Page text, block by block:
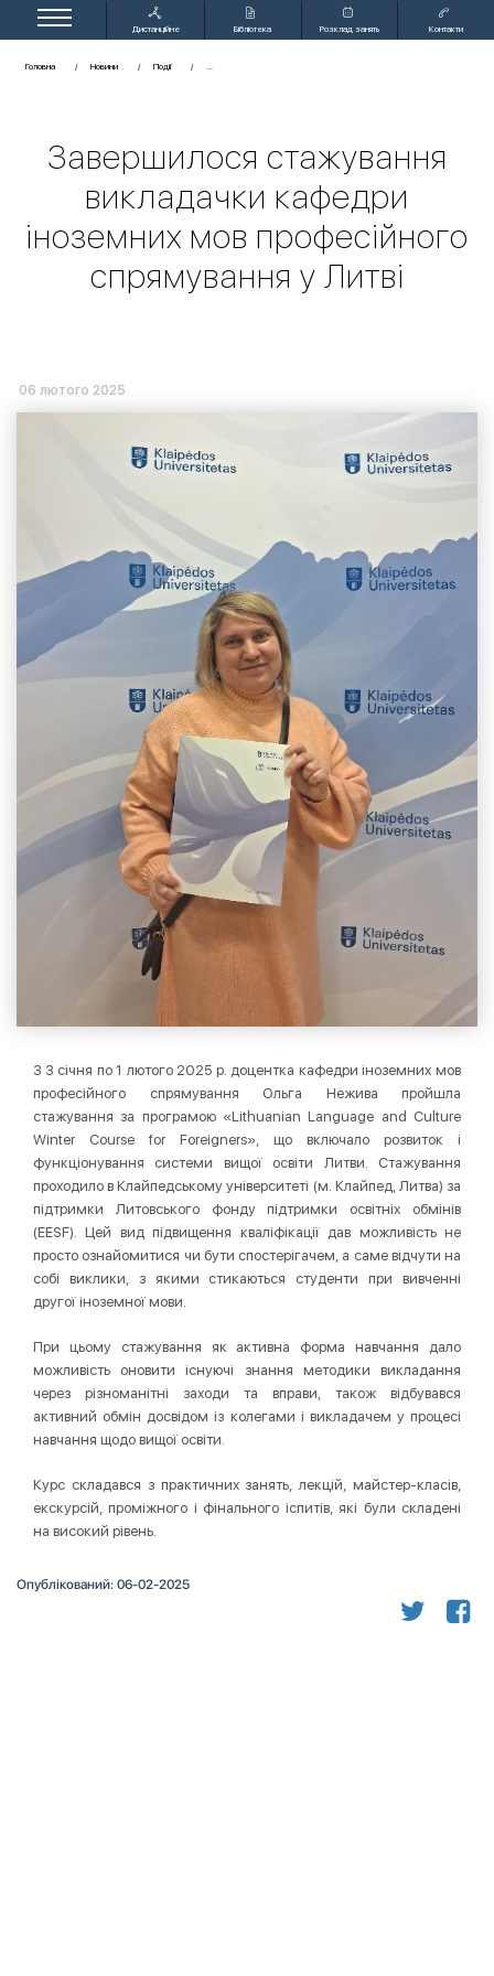
Дистанційне
Бібліотека Розклад занять Контакти
Головна Новини Події
Завершилося стажування
викладачки кафедри
іноземних мов професійного
спрямування у Литві
06 лютого 2025
З 3 січня по 1 лютого 2025 р. доцентка кафедри іноземних мов
професійного спрямування Ольга Нежива пройшла
стажування за програмою «Lithuanian Language and Culture
Winter Course for Foreigners», що включало розвиток і
функціонування системи вищої освіти Литви. Стажування
проходило в Клайпедському університеті (м. Клайпед, Литва) за
підтримки Литовського фонду підтримки освітніх обмінів
(EESF). Цей вид підвищення кваліфікації дав можливість не
просто ознайомитися чи бути спостерігачем, а саме відчути на
собі виклики, з якими стикаються студенти при вивченні
другої іноземної мови.
При цьому стажування як активна форма навчання дало
можливість оновити існуючі знання методики викладання
через різноманітні заходи та вправи, також відбувався
активний обмін досвідом із колегами і викладачем у процесі
навчання щодо вищої освіти.
Курс складався з практичних занять, лекцій, майстер-класів,
екскурсій, проміжного і фінального іспитів, які були складені
на високий рівень.
Опублікований: 06-02-2025